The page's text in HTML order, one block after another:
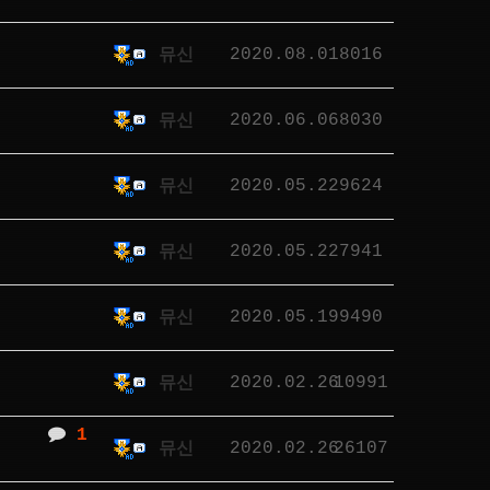
뮤신 2020.08.018016
뮤신 2020.06.068030
뮤신 2020.05.229624
뮤신 2020.05.227941
뮤신 2020.05.199490
뮤신 2020.02.2610991
1
뮤신 2020.02.2626107